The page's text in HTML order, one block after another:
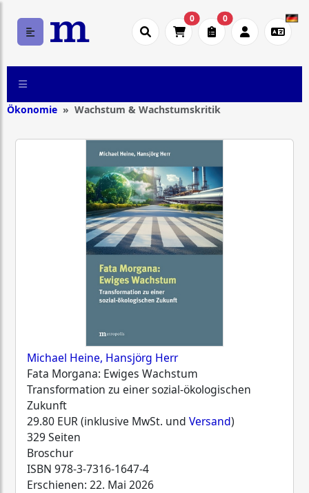
0 0
Ökonomie Wachstum & Wachstumskritik
Michael Heine, Hansjörg Herr
Fata Morgana: Ewiges Wachstum
Transformation zu einer sozial-ökologischen
Zukunft
29.80 EUR (inklusive MwSt. und Versand)
329 Seiten
Broschur
ISBN 978-3-7316-1647-4
Erschienen: 22. Mai 2026